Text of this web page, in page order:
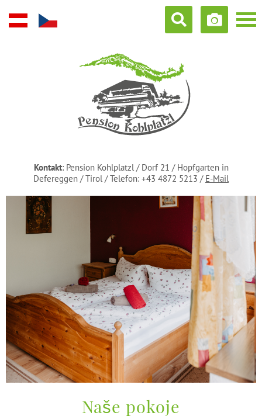
Kontakt: Pension Kohlplatzl / Dorf 21 / Hopfgarten in
Defereggen / Tirol / Telefon: +43 4872 5213 / E-Mail
Naše pokoje